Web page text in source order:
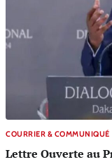
COURRIER & COMMUNIQUÉ
Lettre Ouverte au